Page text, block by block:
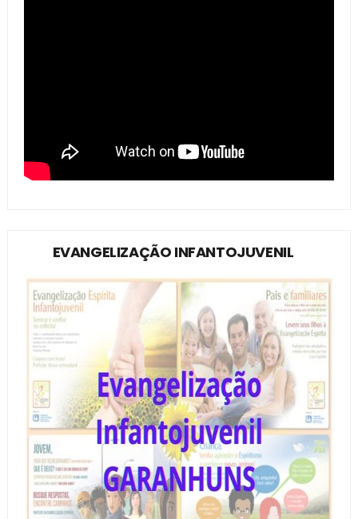
EVANGELIZAÇÃO INFANTOJUVENIL